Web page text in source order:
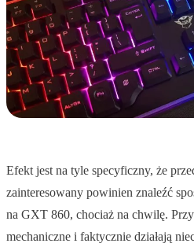
Efekt jest na tyle specyficzny, że
zainteresowany powinien znaleźć
na GXT 860, chociaż na chwilę.
mechaniczne i faktycznie działają